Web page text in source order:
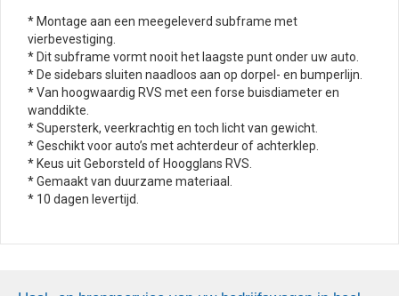
* Montage aan een meegeleverd subframe met
vierbevestiging.
* Dit subframe vormt nooit het laagste punt onder uw auto.
* De sidebars sluiten naadloos aan op dorpel- en bumperlijn.
* Van hoogwaardig RVS met een forse buisdiameter en
wanddikte.
* Supersterk, veerkrachtig en toch licht van gewicht.
* Geschikt voor auto’s met achterdeur of achterklep.
* Keus uit Geborsteld of Hoogglans RVS.
* Gemaakt van duurzame materiaal.
* 10 dagen levertijd.